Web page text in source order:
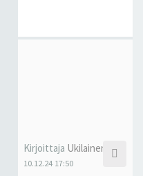
Kirjoittaja Ukilainen
10.12.24 17:50